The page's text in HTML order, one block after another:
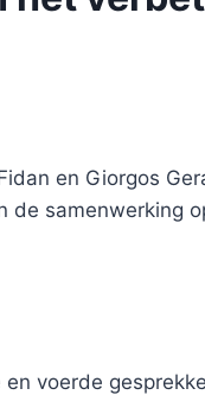
en Giorgos
de samenwerking
voerde